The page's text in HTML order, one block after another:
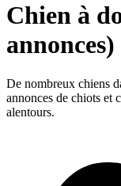
Chien à
annonces)
De nombreux chiens
annonces de chiots et
alentours.